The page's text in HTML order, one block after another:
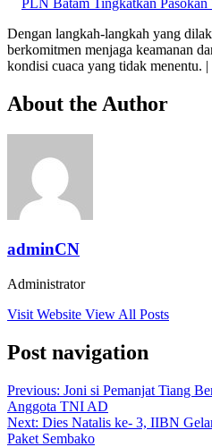
Dengan langkah-langkah yang
berkomitmen menjaga keamanan
kondisi cuaca yang tidak menentu.
About the Author
adminCN
Administrator
Visit Website View All Posts
Post navigation
Previous: Joni si Pemanjat Tiang
Anggota TNI AD
Next: Dies Natalis ke- 3, IIBN
Paket Sembako